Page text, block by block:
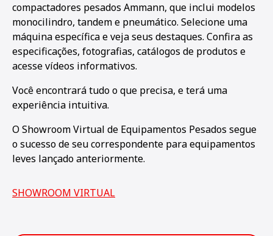
compactadores pesados Ammann, que inclui modelos
monocilindro, tandem e pneumático. Selecione uma
máquina específica e veja seus destaques. Confira as
especificações, fotografias, catálogos de produtos e
acesse vídeos informativos.
Você encontrará tudo o que precisa, e terá uma
experiência intuitiva.
O Showroom Virtual de Equipamentos Pesados segue
o sucesso de seu correspondente para equipamentos
leves lançado anteriormente.
SHOWROOM VIRTUAL